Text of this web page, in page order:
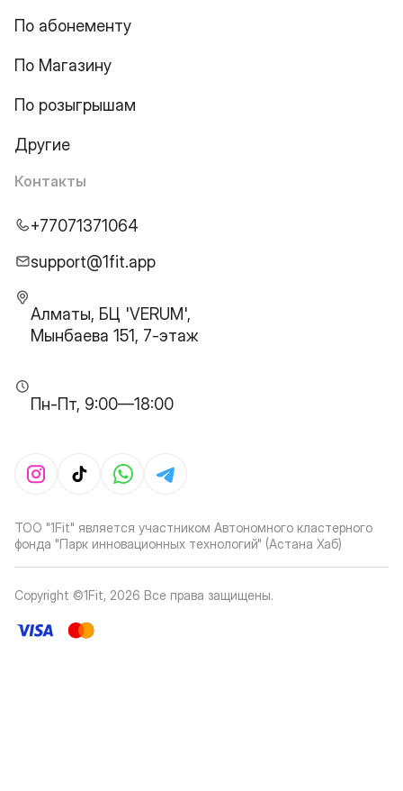
По абонементу
По Магазину
По розыгрышам
Другие
Контакты
+77071371064
support@1fit.app
Алматы, БЦ 'VERUM',
Мынбаева 151, 7-этаж
Пн-Пт, 9:00—18:00
ТОО "1Fit" является участником Автономного кластерного
фонда "Парк инновационных технологий" (Астана Хаб)
Copyright ©1Fit, 2026 Все права защищены.